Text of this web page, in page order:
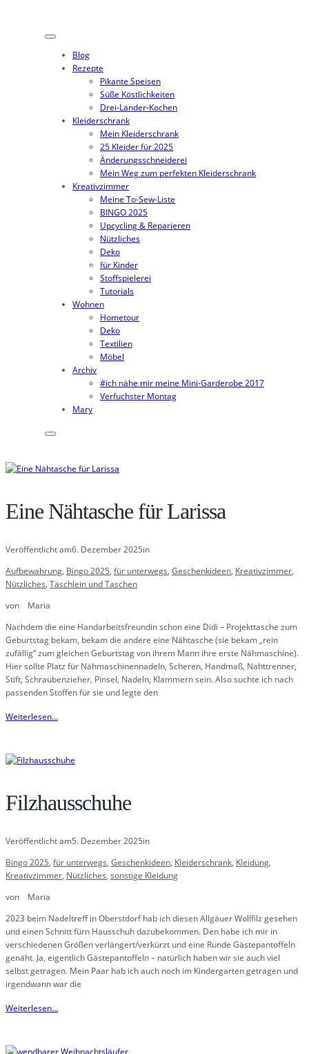
Blog
Rezepte
Pikante Speisen
Süße Köstlichkeiten
Drei-Länder-Kochen
Kleiderschrank
Mein Kleiderschrank
25 Kleider für 2025
Änderungsschneiderei
Mein Weg zum perfekten Kleiderschrank
Kreativzimmer
Meine To-Sew-Liste
BINGO 2025
Upcycling & Reparieren
Nützliches
Deko
für Kinder
Stoffspielerei
Tutorials
Wohnen
Hometour
Deko
Textilien
Möbel
Archiv
#ich nähe mir meine Mini-Garderobe 2017
Verfuchster Montag
Mary
Eine Nähtasche für Larissa
Veröffentlicht am6. Dezember 2025in
Aufbewahrung, Bingo 2025, für unterwegs, Geschenkideen, Kreativzimmer
Nützliches, Täschlein und Taschen
von
Maria
Nachdem die eine Handarbeitsfreundin schon eine Didi – Projekttasche zum
Geburtstag bekam, bekam die andere eine Nähtasche (sie bekam „rein
zufällig“ zum gleichen Geburtstag von ihrem Mann ihre erste Nähmaschine).
Hier sollte Platz für Nähmaschinennadeln, Scheren, Handmaß, Nahttrenner,
Stift, Schraubenzieher, Pinsel, Nadeln, Klammern sein. Also suchte ich nach
passenden Stoffen für sie und legte den
Weiterlesen…
Filzhausschuhe
Veröffentlicht am5. Dezember 2025in
Bingo 2025, für unterwegs, Geschenkideen, Kleiderschrank, Kleidung
Kreativzimmer, Nützliches, sonstige Kleidung
von
Maria
2023 beim Nadeltreff in Oberstdorf hab ich diesen Allgäuer Wollfilz gesehen
und einen Schnitt fürn Hausschuh dazubekommen. Den habe ich mir in
verschiedenen Größen verlängert/verkürzt und eine Runde Gästepantoffeln
genäht. Ja, eigentlich Gästepantoffeln – natürlich haben wir sie auch viel
selbst getragen. Mein Paar hab ich auch noch im Kindergarten getragen und
irgendwann war die
Weiterlesen…